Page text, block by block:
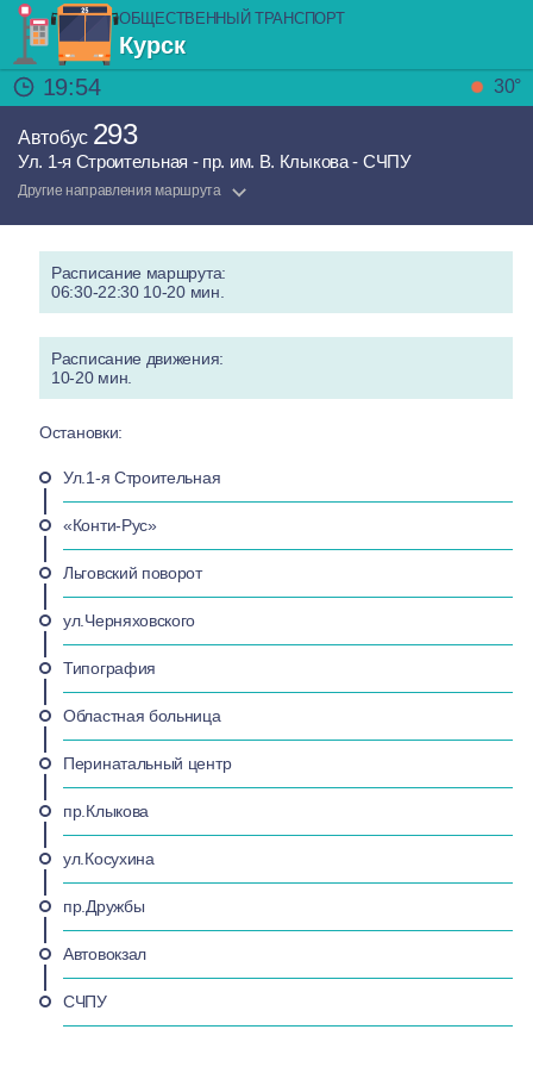
ОБЩЕСТВЕННЫЙ ТРАНСПОРТ
Курск
19:54
30°
Автобус 293
Ул. 1-я Строительная - пр. им. В. Клыкова - СЧПУ
Другие направления маршрута
Расписание маршрута:
06:30-22:30 10-20 мин.
Расписание движения:
10-20 мин.
Остановки:
Ул.1-я Строительная
«Конти-Рус»
Льговский поворот
ул.Черняховского
Типография
Областная больница
Перинатальный центр
пр.Клыкова
ул.Косухина
пр.Дружбы
Автовокзал
СЧПУ